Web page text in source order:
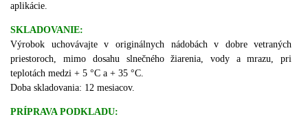
aplikácie.
SKLADOVANIE:
Výrobok uchovávajte v originálnych nádobách v dobre vetraných
priestoroch, mimo dosahu slnečného žiarenia, vody a mrazu, pri
teplotách medzi + 5 °C a + 35 °C.
Doba skladovania: 12 mesiacov.
PRÍPRAVA PODKLADU: